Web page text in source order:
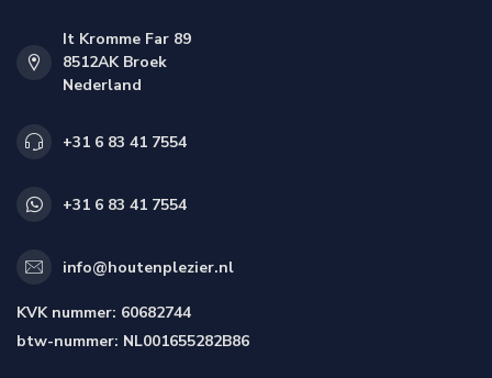
It Kromme Far 89
8512AK Broek
Nederland
+31 6 83 41 7554
+31 6 83 41 7554
info@houtenplezier.nl
KVK nummer: 60682744
btw-nummer: NL001655282B86